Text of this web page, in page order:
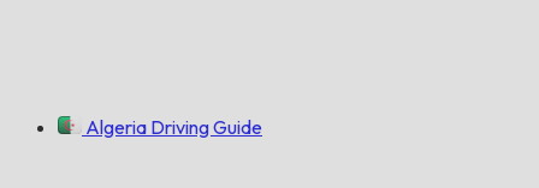
Algeria Driving Guide